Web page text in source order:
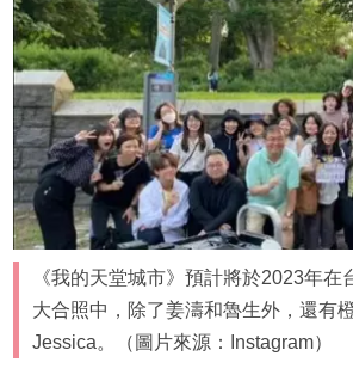
《我的天堂城市》預計將於2023年在
大合照中，除了姜濤和魯生外，還有
Jessica。（圖片來源：Instagram）